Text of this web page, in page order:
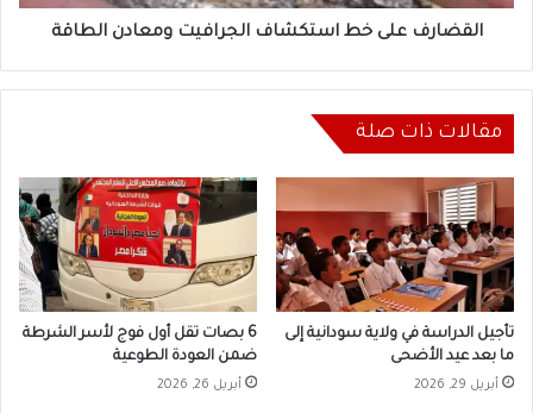
القضارف على خط استكشاف الجرافيت ومعادن الطاقة
مقالات ذات صلة
تأجيل الدراسة في ولاية سودانية إلى
ما بعد عيد الأضحى
أبريل 29, 2026
6 بصات تقل أول فوج لأسر الشرطة
ضمن العودة الطوعية
أبريل 26, 2026